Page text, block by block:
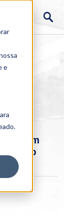
e
em
Vida no